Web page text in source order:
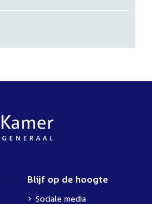
Blijf op de hoogte
Sociale media